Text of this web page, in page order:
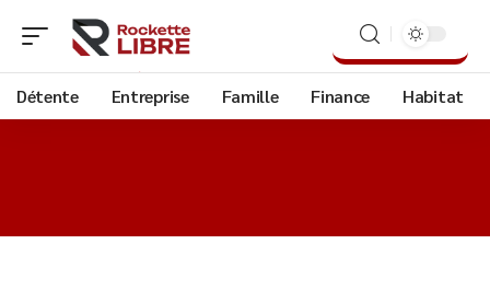
Détente Entreprise Famille Finance Habitat